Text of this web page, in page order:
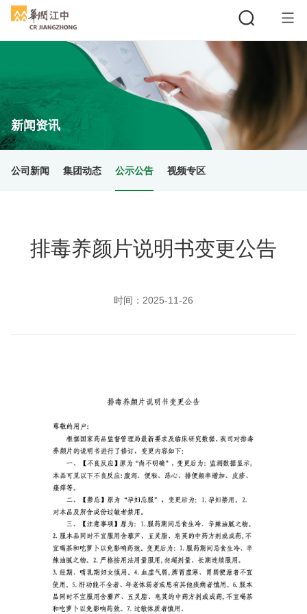
搜索
新闻资讯
公司新闻 集团动态 公示公告 视频专区
排毒养颜片说明书变更公告
时间： 2025-11-26